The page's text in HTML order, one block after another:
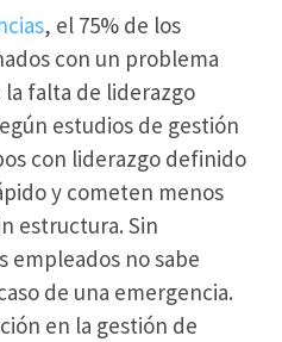
, el 75% de los
con un problema
falta de liderazgo
estudios de gestión
con liderazgo definido
y cometen menos
estructura. Sin
empleados no sabe
de una emergencia.
en la gestión de